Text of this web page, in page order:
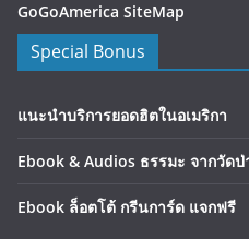
GoGoAmerica SiteMap
Special Bonus
แนะนำบริการยอดฮิตในอเมริกา
Ebook & Audios ธรรมะ จากวัดป่
Ebook ล็อตโต้ กรีนการ์ด แจกฟรี